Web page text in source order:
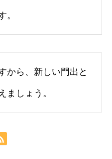
。
から、新しい門出と
ましょう。